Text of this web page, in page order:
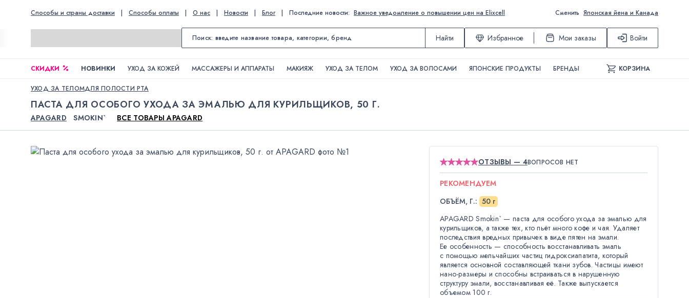
Способы и страны доставки | Способы оплаты | О нас | Новости | Блог | Последние новости: Важное уведомление о повышении цен на Elixcell Сменить Японская йена и Канада
Найти Избранное Мои заказы Войти
СКИДКИ НОВИНКИ УХОД ЗА КОЖЕЙ МАССАЖЕРЫ И АППАРАТЫ МАКИЯЖ УХОД ЗА ТЕЛОМ УХОД ЗА ВОЛОСАМИ ЯПОНСКИЕ ПРОДУКТЫ БРЕНДЫ КОРЗИНА
УХОД ЗА ТЕЛОМДЛЯ ПОЛОСТИ РТА
ПАСТА ДЛЯ ОСОБОГО УХОДА ЗА ЭМАЛЬЮ ДЛЯ КУРИЛЬЩИКОВ, 50 Г.
APAGARD SMOKIN` ВСЕ ТОВАРЫ APAGARD
ОТЗЫВЫ — 4ВОПРОСОВ НЕТ
РЕКОМЕНДУЕМ
ОБЪЁМ, Г.: 50 г
APAGARD Smokin` — паста для особого ухода за эмалью для
курильщиков, а также тех, кто пьёт много кофе и чая. Удаляет
последствия вредных привычек в виде пятен на эмали.
Ее особенность — способность восстанавливать эмаль
с помощью мельчайших частиц гидроксиапатита, который
является основной составляющей ткани зубов. Частицы имеют
нано-размеры и способны встраиваться в нарушенную
структуру эмали, восстанавливая её. Также выпускается
объемом 100 г.